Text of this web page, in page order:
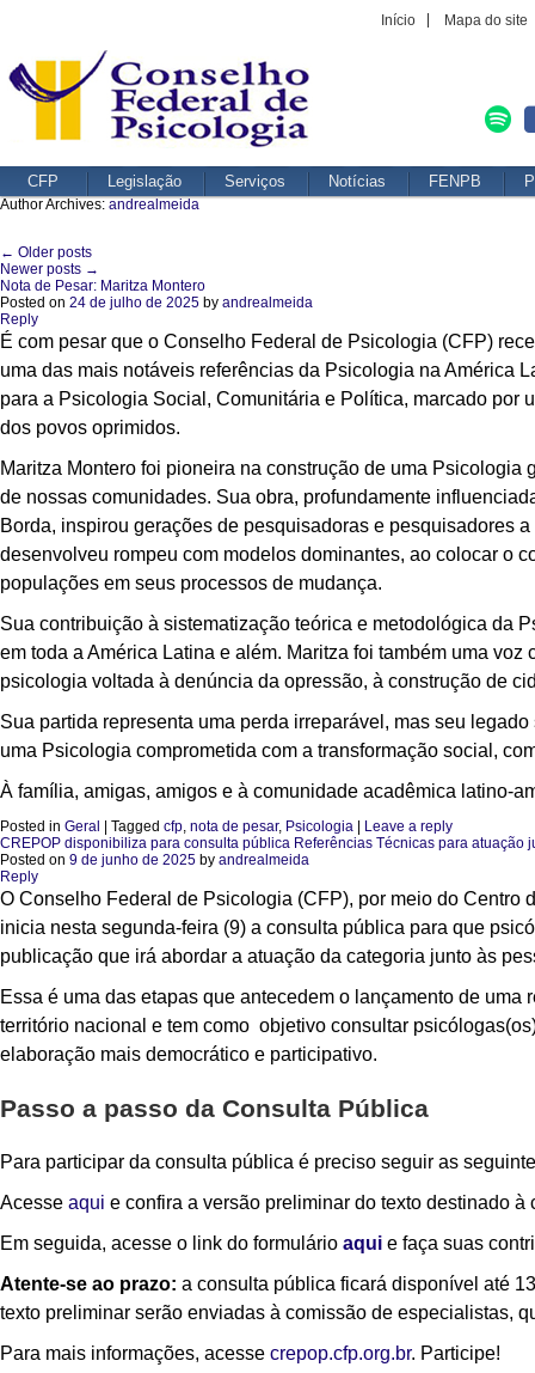
Início Mapa do site
CFP Legislação Serviços Notícias FENPB
Author Archives: andrealmeida
Post navigation
← Older posts
Newer posts →
Nota de Pesar: Maritza Montero
Posted on 24 de julho de 2025 by andrealmeida
Reply
É com pesar que o Conselho Federal de Psicologia (CFP)
uma das mais notáveis referências da Psicologia na América
para a Psicologia Social, Comunitária e Política, marcado por
dos povos oprimidos.
Maritza Montero foi pioneira na construção de uma
de nossas comunidades. Sua obra, profundamente
Borda, inspirou gerações de pesquisadoras e pesquisadores
desenvolveu rompeu com modelos dominantes, ao colocar o
populações em seus processos de mudança.
Sua contribuição à sistematização teórica e metodológica da
em toda a América Latina e além. Maritza foi também uma
psicologia voltada à denúncia da opressão, à construção de
Sua partida representa uma perda irreparável, mas seu
uma Psicologia comprometida com a transformação social,
À família, amigas, amigos e à comunidade acadêmica latino-
Posted in Geral Tagged cfp, nota de pesar, Psicologia
Leave a reply
CREPOP disponibiliza para consulta pública Referências Técnicas para atuação
Posted on 9 de junho de 2025 by andrealmeida
Reply
O Conselho Federal de Psicologia (CFP), por meio do
inicia nesta segunda-feira (9) a consulta pública para que
publicação que irá abordar a atuação da categoria junto às
Essa é uma das etapas que antecedem o lançamento de
território nacional e tem como objetivo consultar
elaboração mais democrático e participativo.
Passo a passo da Consulta Pública
Para participar da consulta pública é preciso seguir as
Acesse aqui e confira a versão preliminar do texto destinado
Em seguida, acesse o link do formulário aqui e faça suas
Atente-se ao prazo: a consulta pública ficará disponível até
texto preliminar serão enviadas à comissão de especialistas,
Para mais informações, acesse crepop.cfp.org.br. Participe!